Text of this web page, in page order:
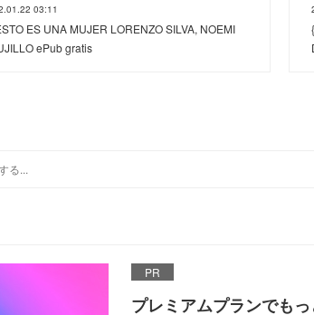
03:11
ES UNA MUJER LORENZO SILVA, NOEMI
ePub gratis
PR
プレミアムプランでも